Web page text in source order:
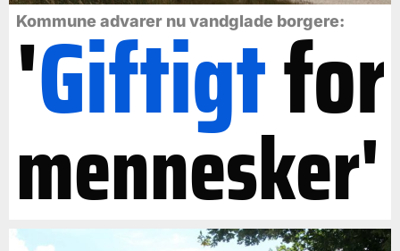
Kommune advarer nu vandglade borgere:
'Giftigtfor
mennesker'